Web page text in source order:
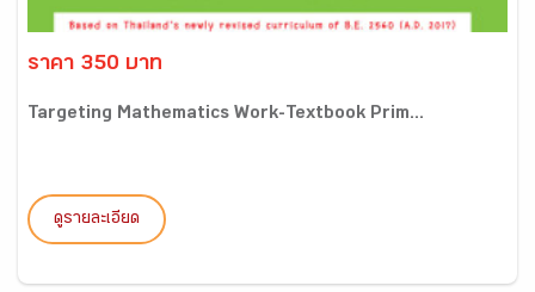
ราคา 350 บาท
Targeting Mathematics Work-Textbook Prim...
ดูรายละเอียด